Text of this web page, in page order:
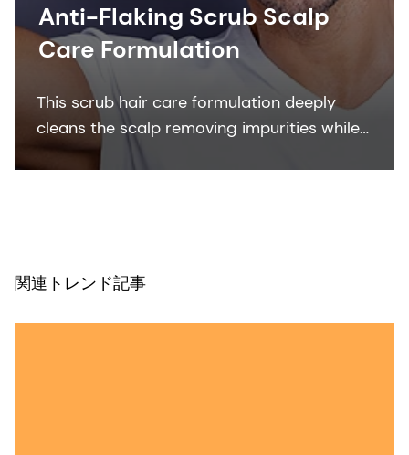
Anti-Flaking Scrub Scalp
Care Formulation
This scrub hair care formulation deeply
cleans the scalp removing impurities while
carefully selected natural personal care
関連トレンド記事